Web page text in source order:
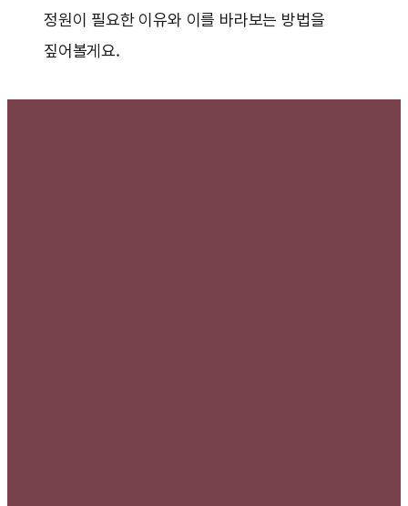
정원이 필요한 이유와 이를 바라보는 방법을
짚어볼게요.